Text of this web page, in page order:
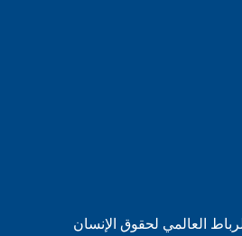
العالمي لحقوق الإنسان